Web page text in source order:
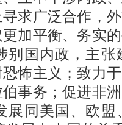
求广泛合作，
加平衡、务实
别国内政，主
怖主义；致力
事务；促进非
同美国、欧盟